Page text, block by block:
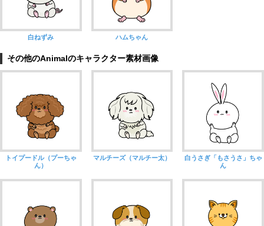
白ねずみ ハムちゃん
その他のAnimalのキャラクター素材画像
トイプードル（プーちゃ
ん）
マルチーズ（マルチー太）
白うさぎ「もさうさ」ちゃ
ん